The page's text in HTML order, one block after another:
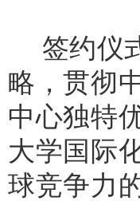
签约仪
略，贯彻
中心独特
大学国际
球竞争力